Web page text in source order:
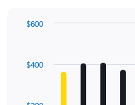
with
12
$400
$600